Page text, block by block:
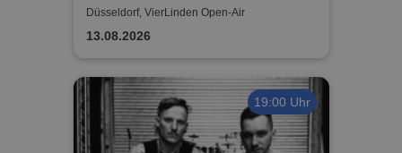
Band
Düsseldorf, VierLinden Open-Air
13.08.2026
19:00 Uhr